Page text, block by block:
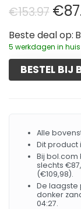
€153.97 €
Beste deal op:
5 werkdagen in huis
BESTEL BIJ
Alle
Dit product
Bij bol.com
slechts
(€109,98).
De laagste
donker
04:27.